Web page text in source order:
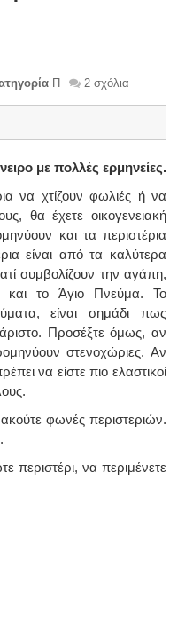
Π 2 σχόλια
με πολλές ερμηνείες.
να χτίζουν φωλιές ή να
θα έχετε οικογενειακή
και τα περιστέρια
είναι από τα καλύτερα
συμβολίζουν την αγάπη,
και το Άγιο Πνεύμα. Το
είναι σημάδι πως
Προσέξτε όμως, αν
στενοχώριες. Αν
να είστε πιο ελαστικοί
φωνές περιστεριών.
περιστέρι, να περιμένετε